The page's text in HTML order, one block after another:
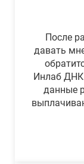
После
давать
Инлаб ДНК
данные